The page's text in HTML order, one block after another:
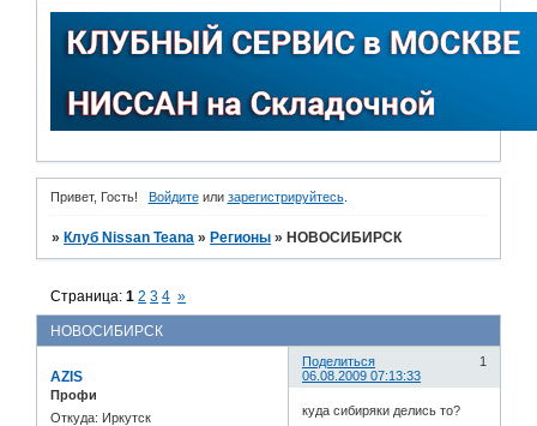
Привет, Гость! Войдитеили зарегистрируйтесь.
» Клуб Nissan Teana » Регионы » НОВОСИБИРСК
НОВОСИБИРСК
Страница:1 2 3 4 »
Поделиться
1
06.08.2009 07:13:33
AZIS
Профи
Откуда: Иркутск
куда сибиряки делись то?